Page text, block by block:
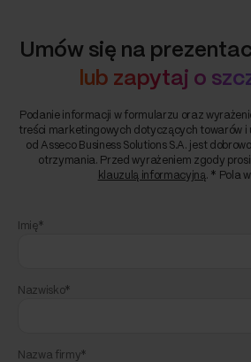
Umów się na
lub zapytaj o
Podanie informacji w formularzu oraz
treści marketingowych dotyczących towarów i
od Asseco Business Solutions S.A. jest
otrzymania. Przed wyrażeniem zgody
klauzulą informacyjną. * Pola
Imię*
Nazwisko*
Nazwa firmy*